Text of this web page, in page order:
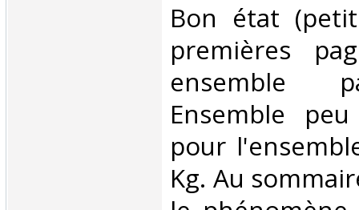
‎Bon état
premières
ensemble
Ensemble
pour
Kg. Au